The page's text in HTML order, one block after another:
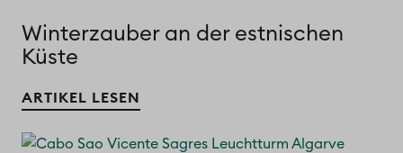
Winterzauber an der estnischen
Küste
ARTIKEL LESEN